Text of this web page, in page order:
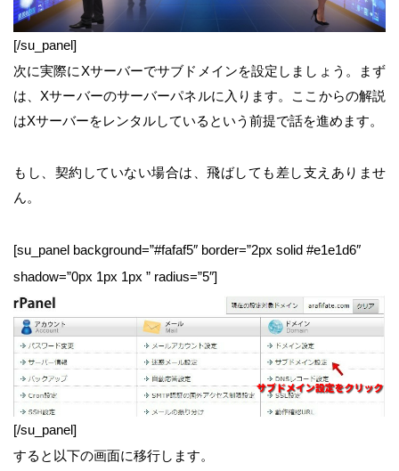
[/su_panel]
次に実際にXサーバーでサブドメインを設定しましょう。まず
は、Xサーバーのサーバーパネルに入ります。ここからの解説
はXサーバーをレンタルしているという前提で話を進めます。
もし、契約していない場合は、飛ばしても差し支えありませ
ん。
[su_panel background=”#fafaf5″ border=”2px solid #e1e1d6″
shadow=”0px 1px 1px ” radius=”5″]
[/su_panel]
すると以下の画面に移行します。